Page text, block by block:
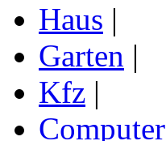
Haus |
Garten |
Kfz |
Computer